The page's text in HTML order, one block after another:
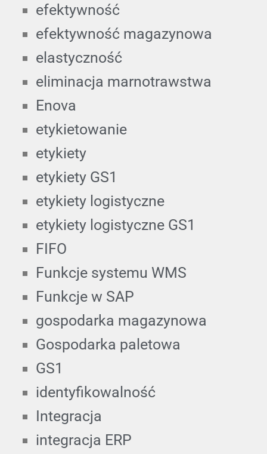
efektywność
efektywność magazynowa
elastyczność
eliminacja marnotrawstwa
Enova
etykietowanie
etykiety
etykiety GS1
etykiety logistyczne
etykiety logistyczne GS1
FIFO
Funkcje systemu WMS
Funkcje w SAP
gospodarka magazynowa
Gospodarka paletowa
GS1
identyfikowalność
Integracja
integracja ERP